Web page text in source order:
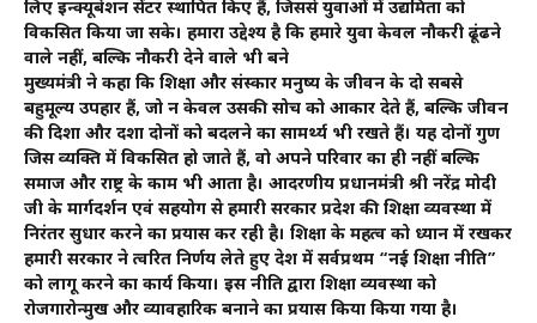
लिए इन्क्यूबेशन सेंटर स्थापित किए हैं, जिससे युवाओं में उद्यमिता को
विकसित किया जा सके। हमारा उद्देश्य है कि हमारे युवा केवल नौकरी ढूंढने
वाले नहीं, बल्कि नौकरी देने वाले भी बने
मुख्यमंत्री ने कहा कि शिक्षा और संस्कार मनुष्य के जीवन के दो सबसे
बहुमूल्य उपहार हैं, जो न केवल उसकी सोच को आकार देते हैं, बल्कि जीवन
की दिशा और दशा दोनों को बदलने का सामर्थ्य भी रखते हैं। यह दोनों गुण
जिस व्यक्ति में विकसित हो जाते हैं, वो अपने परिवार का ही नहीं बल्कि
समाज और राष्ट्र के काम भी आता है। आदरणीय प्रधानमंत्री श्री नरेंद्र मोदी
जी के मार्गदर्शन एवं सहयोग से हमारी सरकार प्रदेश की शिक्षा व्यवस्था में
निरंतर सुधार करने का प्रयास कर रही है। शिक्षा के महत्व को ध्यान में रखकर
हमारी सरकार ने त्वरित निर्णय लेते हुए देश में सर्वप्रथम “नई शिक्षा नीति”
को लागू करने का कार्य किया। इस नीति द्वारा शिक्षा व्यवस्था को
रोजगारोन्मुख और व्यावहारिक बनाने का प्रयास किया किया गया है।